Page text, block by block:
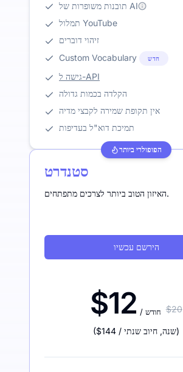
תובנות משופרות של AI
תמלול YouTube
זיהוי דוברים
Custom Vocabulary
חדש
גישה ל-API
הקלדה בכמות גדולה
אין תקופת שמירה לקבצי מדיה
תמיכת דוא"ל בעדיפות
הפופולרי ביותר
סטנדרט
האיזון הטוב ביותר לצרכים מתפתחים.
הירשם עכשיו
$12 / חודש $20
($144 / שנה, חיוב שנתי )